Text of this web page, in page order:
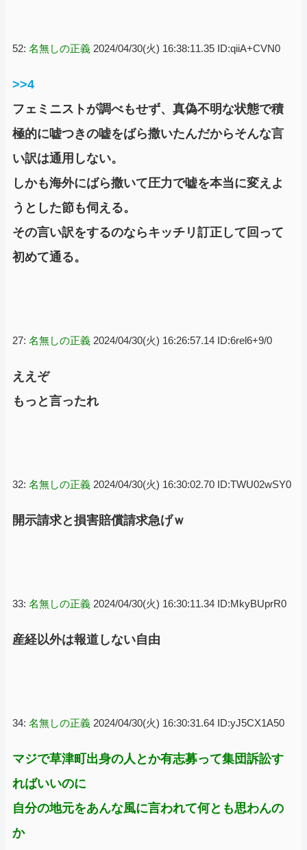
52: 名無しの正義 2024/04/30(火) 16:38:11.35 ID:qiiA+CVN0
>>4
フェミニストが調べもせず、真偽不明な状態で積
極的に嘘つきの嘘をばら撒いたんだからそんな言
い訳は通用しない。
しかも海外にばら撒いて圧力で嘘を本当に変えよ
うとした節も伺える。
その言い訳をするのならキッチリ訂正して回って
初めて通る。
27: 名無しの正義 2024/04/30(火) 16:26:57.14 ID:6rel6+9/0
ええぞ
もっと言ったれ
32: 名無しの正義 2024/04/30(火) 16:30:02.70 ID:TWU02wSY0
開示請求と損害賠償請求急げｗ
33: 名無しの正義 2024/04/30(火) 16:30:11.34 ID:MkyBUprR0
産経以外は報道しない自由
34: 名無しの正義 2024/04/30(火) 16:30:31.64 ID:yJ5CX1A50
マジで草津町出身の人とか有志募って集団訴訟す
ればいいのに
自分の地元をあんな風に言われて何とも思わんの
か